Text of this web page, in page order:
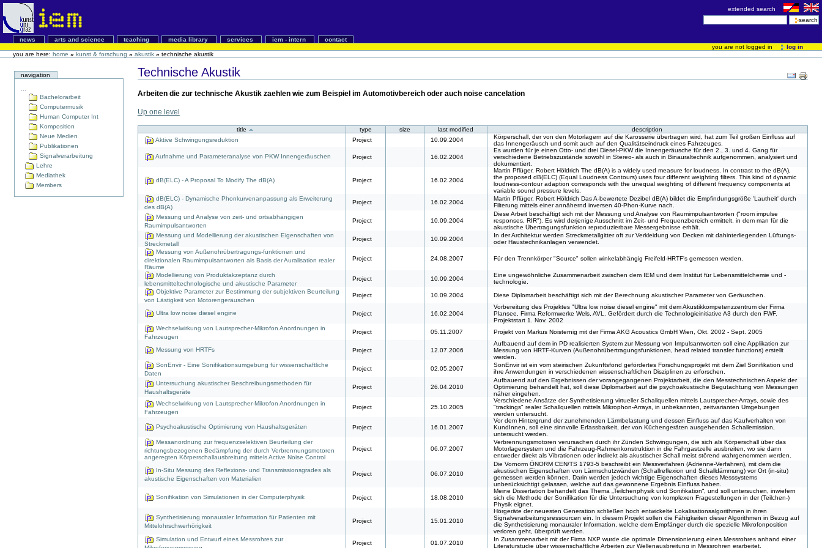
extended search
news arts and science teaching media library services iem - intern
contact
you are not logged in
log in
you are here: home » kunst & forschung » akustik » technische akustik
navigation
Bachelorarbeit
Computermusik
Human Computer Int
Komposition
Neue Medien
Publikationen
Signalverarbeitung
Lehre
Mediathek
Members
Technische Akustik
Arbeiten die zur technische Akustik zaehlen wie zum Beispiel im Automotivbereich oder auch noise cancelation
Up one level
title type size last modified
description
Aktive Schwingungsreduktion
Project 10.09.2004
Körperschall, der von den Motorlagern auf die Karosserie übertragen wird, hat zum Teil großen Einfluss auf
das Innengeräusch und somit auch auf den Qualitätseindruck eines Fahrzeuges.
Aufnahme und Parameteranalyse von PKW Innengeräuschen
Project 16.02.2004
Es wurden für je einen Otto- und drei Diesel-PKW die Innengeräusche für den 2., 3. und 4. Gang für
verschiedene Betriebszustände sowohl in Stereo- als auch in Binauraltechnik aufgenommen, analysiert und
dokumentiert.
dB(ELC) - A Proposal To Modify The dB(A) Project 16.02.2004
Martin Pflüger, Robert Höldrich The dB(A) is a widely used measure for loudness. In contrast to the dB(A),
the proposed dB(ELC) (Equal Loudness Contours) uses four different weighting filters. This kind of dynamic
loudness-contour adaption corresponds with the unequal weighting of different frequency components at
variable sound pressure levels.
dB(ELC) - Dynamische Phonkurvenanpassung als Erweiterung
des dB(A)
Project 16.02.2004
Martin Pflüger, Robert Höldrich Das A-bewertete Dezibel dB(A) bildet die Empfindungsgröße 'Lautheit' durch
Filterung mittels einer annähernd inversen 40-Phon-Kurve nach.
Messung und Analyse von zeit- und ortsabhängigen
Raumimpulsantworten
Project 10.09.2004
Diese Arbeit beschäftigt sich mit der Messung und Analyse von Raumimpulsantworten ("room impulse
responses, RIR"). Es wird derjenige Ausschnitt im Zeit- und Frequenzbereich ermittelt, in dem man für die
akustische Übertragungsfunktion reproduzierbare Messergebnisse erhält.
Messung und Modellierung der akustischen Eigenschaften von
Streckmetall
Project 10.09.2004
In der Architektur werden Streckmetallgitter oft zur Verkleidung von Decken mit dahinterliegenden Lüftungs-
oder Haustechnikanlagen verwendet.
Messung von Außenohrübertragungs-funktionen und
direktionalen Raumimpulsantworten als Basis der Auralisation realer
Räume
Project 24.08.2007 Für den Trennkörper "Source" sollen winkelabhängig Freifeld-HRTF's gemessen werden.
Modellierung von Produktakzeptanz durch
lebensmitteltechnologische und akustische Parameter
Project 10.09.2004
Eine ungewöhnliche Zusammenarbeit zwischen dem IEM und dem Institut für Lebensmittelchemie und -
technologie.
Objektive Parameter zur Bestimmung der subjektiven Beurteilung
von Lästigkeit von Motorengeräuschen
Project 10.09.2004 Diese Diplomarbeit beschäftigt sich mit der Berechnung akustischer Parameter von Geräuschen.
Ultra low noise diesel engine Project 16.02.2004
Vorbereitung des Projektes "Ultra low noise diesel engine" mit dem Akustikkompetenzzentrum der Firma
Plansee, Firma Reformwerke Wels, AVL. Gefördert durch die Technologieinitiative A3 durch den FWF.
Projektstart 1. Nov. 2002
Wechselwirkung von Lautsprecher-Mikrofon Anordnungen in
Fahrzeugen
Project 05.11.2007 Projekt von Markus Noisternig mit der Firma AKG Acoustics GmbH Wien, Okt. 2002 - Sept. 2005
Messung von HRTFs Project 12.07.2006
Aufbauend auf dem in PD realisierten System zur Messung von Impulsantworten soll eine Applikation zur
Messung von HRTF-Kurven (Außenohrübertragungsfunktionen, head related transfer functions) erstellt
werden.
SonEnvir - Eine Sonifikationsumgebung für wissenschaftliche
Daten
Project 02.05.2007
SonEnvir ist ein vom steirischen Zukunftsfond gefördertes Forschungsprojekt mit dem Ziel Sonifikation und
ihre Anwendungen in verschiedenen wissenschaftlichen Disziplinen zu erforschen.
Untersuchung akustischer Beschreibungsmethoden für
Haushaltsgeräte
Project 26.04.2010
Aufbauend auf den Ergebnissen der vorangegangenen Projektarbeit, die den Messtechnischen Aspekt der
Optimierung behandelt hat, soll diese Diplomarbeit auf die psychoakustische Begutachtung von Messungen
näher eingehen.
Wechselwirkung von Lautsprecher-Mikrofon Anordnungen in
Fahrzeugen
Project 25.10.2005
Verschiedene Ansätze der Synthetisierung virtueller Schallquellen mittels Lautsprecher-Arrays, sowie des
"trackings" realer Schallquellen mittels Mikrophon-Arrays, in unbekannten, zeitvarianten Umgebungen
werden untersucht.
Psychoakustische Optimierung von Haushaltsgeräten
Project 16.01.2007
Vor dem Hintergrund der zunehmenden Lärmbelastung und dessen Einfluss auf das Kaufverhalten von
KundInnen, soll eine sinnvolle Erfassbarkeit, der von Küchengeräten ausgehenden Schallemission,
untersucht werden.
Messanordnung zur frequenzselektiven Beurteilung der
richtungsbezogenen Bedämpfung der durch Verbrennungsmotoren
angeregten Körperschallausbreitung mittels Active Noise Control
Project 06.07.2007
Verbrennungsmotoren verursachen durch ihr Zünden Schwingungen, die sich als Körperschall über das
Motorlagersystem und die Fahrzeug-Rahmenkonstruktion in die Fahrgastzelle ausbreiten, wo sie dann
entweder direkt als Vibrationen oder indirekt als akustischer Schall meist störend wahrgenommen werden.
In-Situ Messung des Reflexions- und Transmissionsgrades als
akustische Eigenschaften von Materialien
Project 06.07.2010
Die Vornorm ÖNORM CEN/TS 1793-5 beschreibt ein Messverfahren (Adrienne-Verfahren), mit dem die
akustischen Eigenschaften von Lärmschutzwänden (Schallreflexion und Schalldämmung) vor Ort (in-situ)
gemessen werden können. Darin werden jedoch wichtige Eigenschaften dieses Messsystems
unberücksichtigt gelassen, welche auf das gewonnene Ergebnis Einfluss haben.
Sonifikation von Simulationen in der Computerphysik
Project 18.08.2010
Meine Dissertation behandelt das Thema „Teilchenphysik und Sonifikation“, und soll untersuchen, inwiefern
sich die Methode der Sonifikation für die Untersuchung von komplexen Fragestellungen in der (Teilchen-)
Physik eignet.
Synthetisierung monauraler Information für Patienten mit
Mittelohrschwerhörigkeit
Project 15.01.2010
Hörgeräte der neuesten Generation schließen hoch entwickelte Lokalisationsalgorithmen in ihren
Signalverarbeitungsressourcen ein. In diesem Projekt sollen die Fähigkeiten dieser Algorithmen in Bezug auf
die Synthetisierung monauraler Information, welche dem Empfänger durch die spezielle Mikrofonposition
verloren geht, überprüft werden.
Simulation und Entwurf eines Messrohres zur
Project 01.07.2010
In Zusammenarbeit mit der Firma NXP wurde die optimale Dimensionierung eines Messrohres anhand einer
Literaturstudie über wissenschaftliche Arbeiten zur Wellenausbreitung in Messrohren erarbeitet.